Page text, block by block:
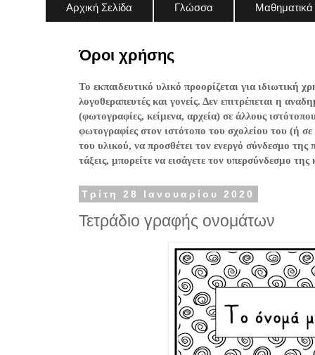
Αρχική Σελίδα Γλώσσα Μαθηματικά
Όροι χρήσης
Το εκπαιδευτικό υλικό προορίζεται για ιδιωτική
λογοθεραπευτές και γονείς. Δεν επιτρέπεται η
(φωτογραφίες, κείμενα, αρχεία) σε άλλους
φωτογραφίες στον ιστότοπο του σχολείου του (ή
του υλικού, να προσθέτει τον ενεργό σύνδεσμο
τάξεις, μπορείτε να εισάγετε τον υπερσύνδεσμο
Τρίτη 28 Ιανουαρίου 2020
Τετράδιο γραφής ονομάτων